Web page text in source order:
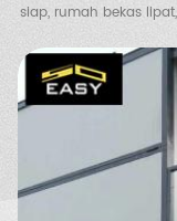
siap, rumah bekas
diperluas, vila
ayam,